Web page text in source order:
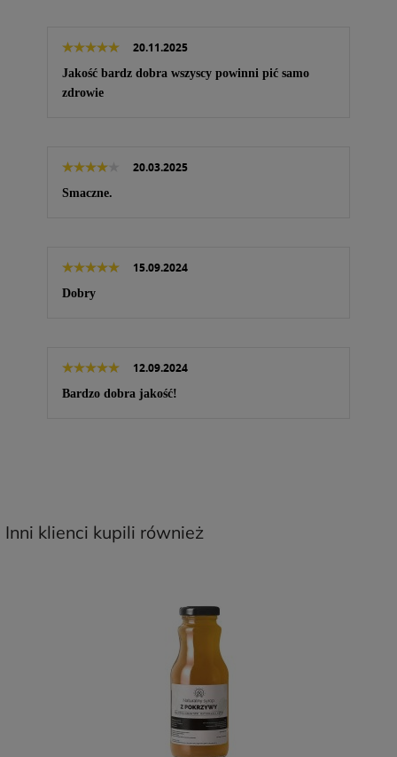
20.11.2025
Jakość bardz dobra wszyscy powinni pić samo
zdrowie
20.03.2025
Smaczne.
15.09.2024
Dobry
12.09.2024
Bardzo dobra jakość!
Inni klienci kupili również